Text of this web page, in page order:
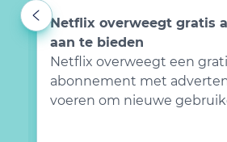
Netflix overweegt gratis
aan te bieden
Netflix overweegt een
abonnement met
voeren om nieuwe